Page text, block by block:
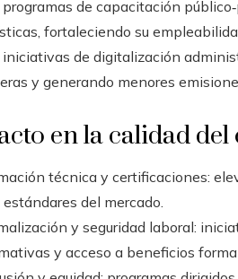
programas de capacitación
fortaleciendo su
iniciativas de digitalización
y generando menores
en la calidad del
técnica y certificaciones:
del mercado.
y seguridad laboral:
y acceso a beneficios